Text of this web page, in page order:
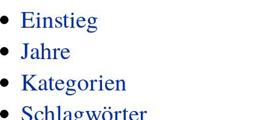
Einstieg
Jahre
Kategorien
Schlagwörter